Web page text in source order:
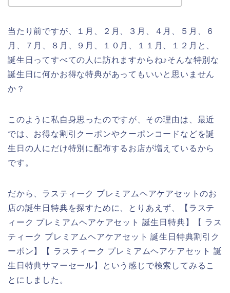
当たり前ですが、１月、２月、３月、４月、５月、６
月、７月、８月、９月、１０月、１１月、１２月と、
誕生日ってすべての人に訪れますからね♪そんな特別な
誕生日に何かお得な特典があってもいいと思いません
か？
このように私自身思ったのですが、その理由は、最近
では、お得な割引クーポンやクーポンコードなどを誕
生日の人にだけ特別に配布するお店が増えているから
です。
だから、ラスティーク プレミアムヘアケアセットのお
店の誕生日特典を探すために、とりあえず、【ラステ
ィーク プレミアムヘアケアセット 誕生日特典】【 ラス
ティーク プレミアムヘアケアセット 誕生日特典割引ク
ーポン】【 ラスティーク プレミアムヘアケアセット 誕
生日特典サマーセール】という感じで検索してみるこ
とにしました。